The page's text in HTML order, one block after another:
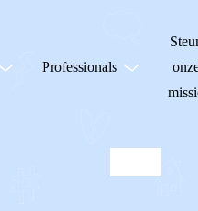
Professionals